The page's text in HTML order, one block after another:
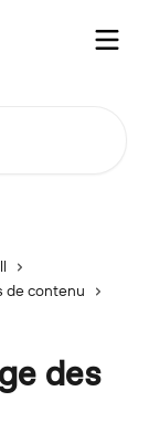
de contenu
des